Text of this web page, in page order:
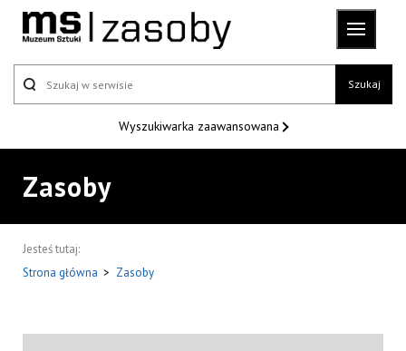
Szukaj
Wyszukiwarka zaawansowana
Zasoby
Jesteś tutaj:
Strona główna > Zasoby